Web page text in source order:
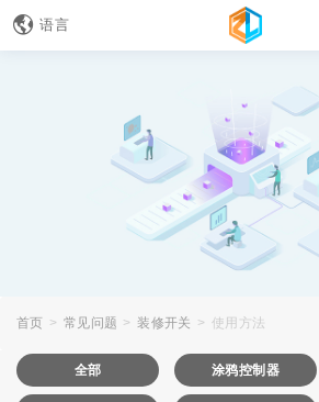
语言
首页 常见问题 装修开关 使用方法
全部 涂鸦控制器